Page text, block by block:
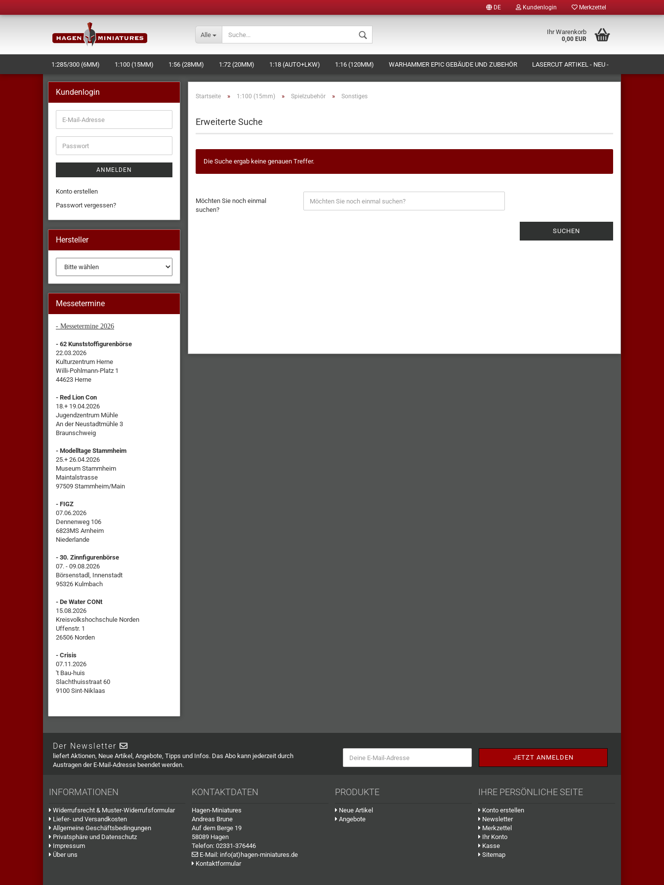
DE
Währung auswählen
Kundenlogin Merkzettel
Alle Ihr Warenkorb
0,00 EUR
1:285/300 (6MM) 1:100 (15MM) 1:56 (28MM) 1:72 (20MM) 1:18 (AUTO+LKW) 1:16 (120MM) WARHAMMER EPIC GEBÄUDE UND ZUBEHÖR LASERCUT ARTIKEL - NEU -
SCHIFFE/RAUMSCHIFFE BASES WERKZEUG + ZUBEHÖR DAS HAGEN-MINIATURES KONZEPT (EIGENE FIGUREN HERSTELLEN LASSEN) FORMENBAU UND PRODUKTION
Startseite » 1:100 (15mm) » Spielzubehör » Sonstiges
Erweiterte Suche
Die Suche ergab keine genauen Treffer.
Möchten Sie noch einmal
suchen?
SUCHEN
Kundenlogin
ANMELDEN
Konto erstellen
Passwort vergessen?
Hersteller
Messetermine
- Messetermine 2026
- 62 Kunststoffigurenbörse
22.03.2026
Kulturzentrum Herne
Willi-Pohlmann-Platz 1
44623 Herne
- Red Lion Con
18.+ 19.04.2026
Jugendzentrum Mühle
An der Neustadtmühle 3
Braunschweig
- Modelltage Stammheim
25.+ 26.04.2026
Museum Stammheim
Maintalstrasse
97509 Stammheim/Main
- FIGZ
07.06.2026
Dennenweg 106
6823MS Arnheim
Niederlande
- 30. Zinnfigurenbörse
07. - 09.08.2026
Börsenstadl, Innenstadt
95326 Kulmbach
- De Water CONt
15.08.2026
Kreisvolkshochschule Norden
Uffenstr. 1
26506 Norden
- Crisis
07.11.2026
't Bau-huis
Slachthuisstraat 60
9100 Sint-Niklaas
Der Newsletter
liefert Aktionen, Neue Artikel, Angebote, Tipps und Infos. Das Abo kann jederzeit durch
Austragen der E-Mail-Adresse beendet werden.
INFORMATIONEN
Widerrufsrecht & Muster-Widerrufsformular
Liefer- und Versandkosten
Allgemeine Geschäftsbedingungen
Privatsphäre und Datenschutz
Impressum
Über uns
KONTAKTDATEN
Hagen-Miniatures
Andreas Brune
Auf dem Berge 19
58089 Hagen
Telefon:02331-376446
E-Mail: info(at)hagen-miniatures.de
Kontaktformular
PRODUKTE
Neue Artikel
Angebote
IHRE PERSÖNLICHE SEITE
Konto erstellen
Newsletter
Merkzettel
Ihr Konto
Kasse
Sitemap